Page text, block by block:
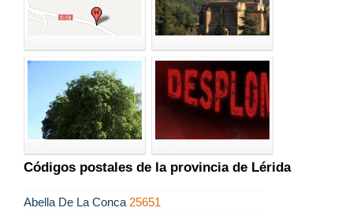
Códigos postales de la provincia de Lérida
Abella De La Conca 25651